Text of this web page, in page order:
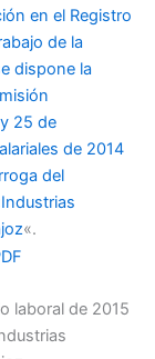
en el Registro
de la
dispone la
25 de
de 2014
del
«.
laboral de 2015